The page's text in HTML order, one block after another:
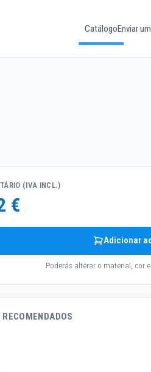
CatálogoEnviar
(IVA INCL.)
€
Adicionar
Poderás alterar o material, cor